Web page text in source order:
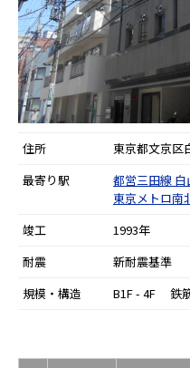
住所
東京都文京区
最寄り駅
都営三田線 白
東京メトロ南
竣工
1993年
耐震
新耐震基準
規模・構造
B1F - 4F 鉄